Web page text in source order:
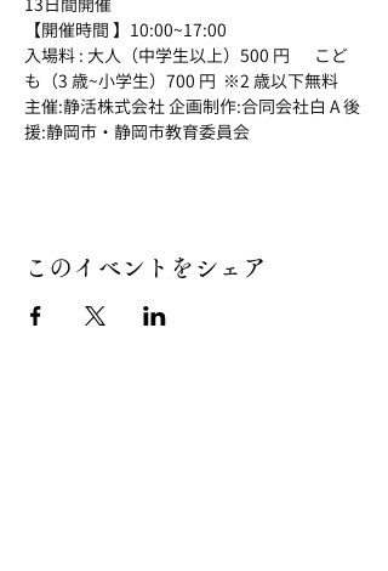
【開催時間 】10:00~17:00
入場料 : 大人（中学生以上）500 円  　こど
も（3 歳~小学生）700 円  ※2 歳以下無料
主催:静活株式会社 企画制作:合同会社白 A 後
援:静岡市・静岡市教育委員会
このイベントをシェア